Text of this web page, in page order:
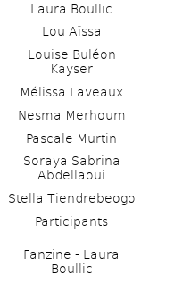
Laura Boullic
Lou Aïssa
Louise Buléon
Kayser
Mélissa Laveaux
Nesma Merhoum
Pascale Murtin
Soraya Sabrina
Abdellaoui
Stella Tiendrebeogo
Fanzine - Laura
Boullic